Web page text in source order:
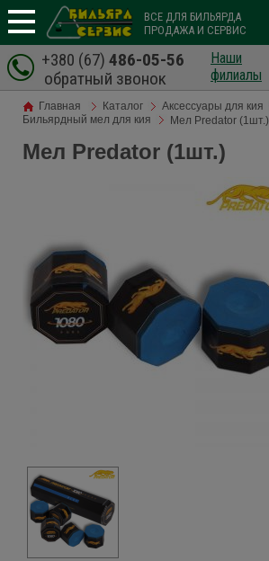
ВСЕ ДЛЯ БИЛЬЯРДА
ПРОДАЖА И СЕРВИС
+380 (67) 486-05-56
обратный звонок
Наши
филиалы
Главная Каталог
Аксессуары для кия
Бильярдный мел для кия
Мел Predator (1шт.)
Мел Predator (1шт.)